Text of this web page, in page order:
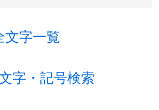
文字一覧
字・記号検索